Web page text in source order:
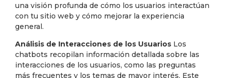
una visión profunda de cómo los usuarios interactúan
con tu sitio web y cómo mejorar la experiencia
general.
Análisis de Interacciones de los Usuarios Los
chatbots recopilan información detallada sobre las
interacciones de los usuarios, como las preguntas
más frecuentes y los temas de mayor interés. Este